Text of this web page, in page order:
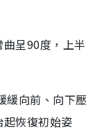
呈90度，上半
緩向前、向下壓
恢復初始姿